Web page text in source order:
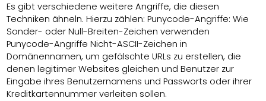
Es gibt verschiedene weitere Angriffe, die diesen
Techniken ähneln. Hierzu zählen: Punycode-Angriffe: Wie
Sonder- oder Null-Breiten-Zeichen verwenden
Punycode-Angriffe Nicht-ASCII-Zeichen in
Domänennamen, um gefälschte URLs zu erstellen, die
denen legitimer Websites gleichen und Benutzer zur
Eingabe ihres Benutzernamens und Passworts oder ihrer
Kreditkartennummer verleiten sollen.